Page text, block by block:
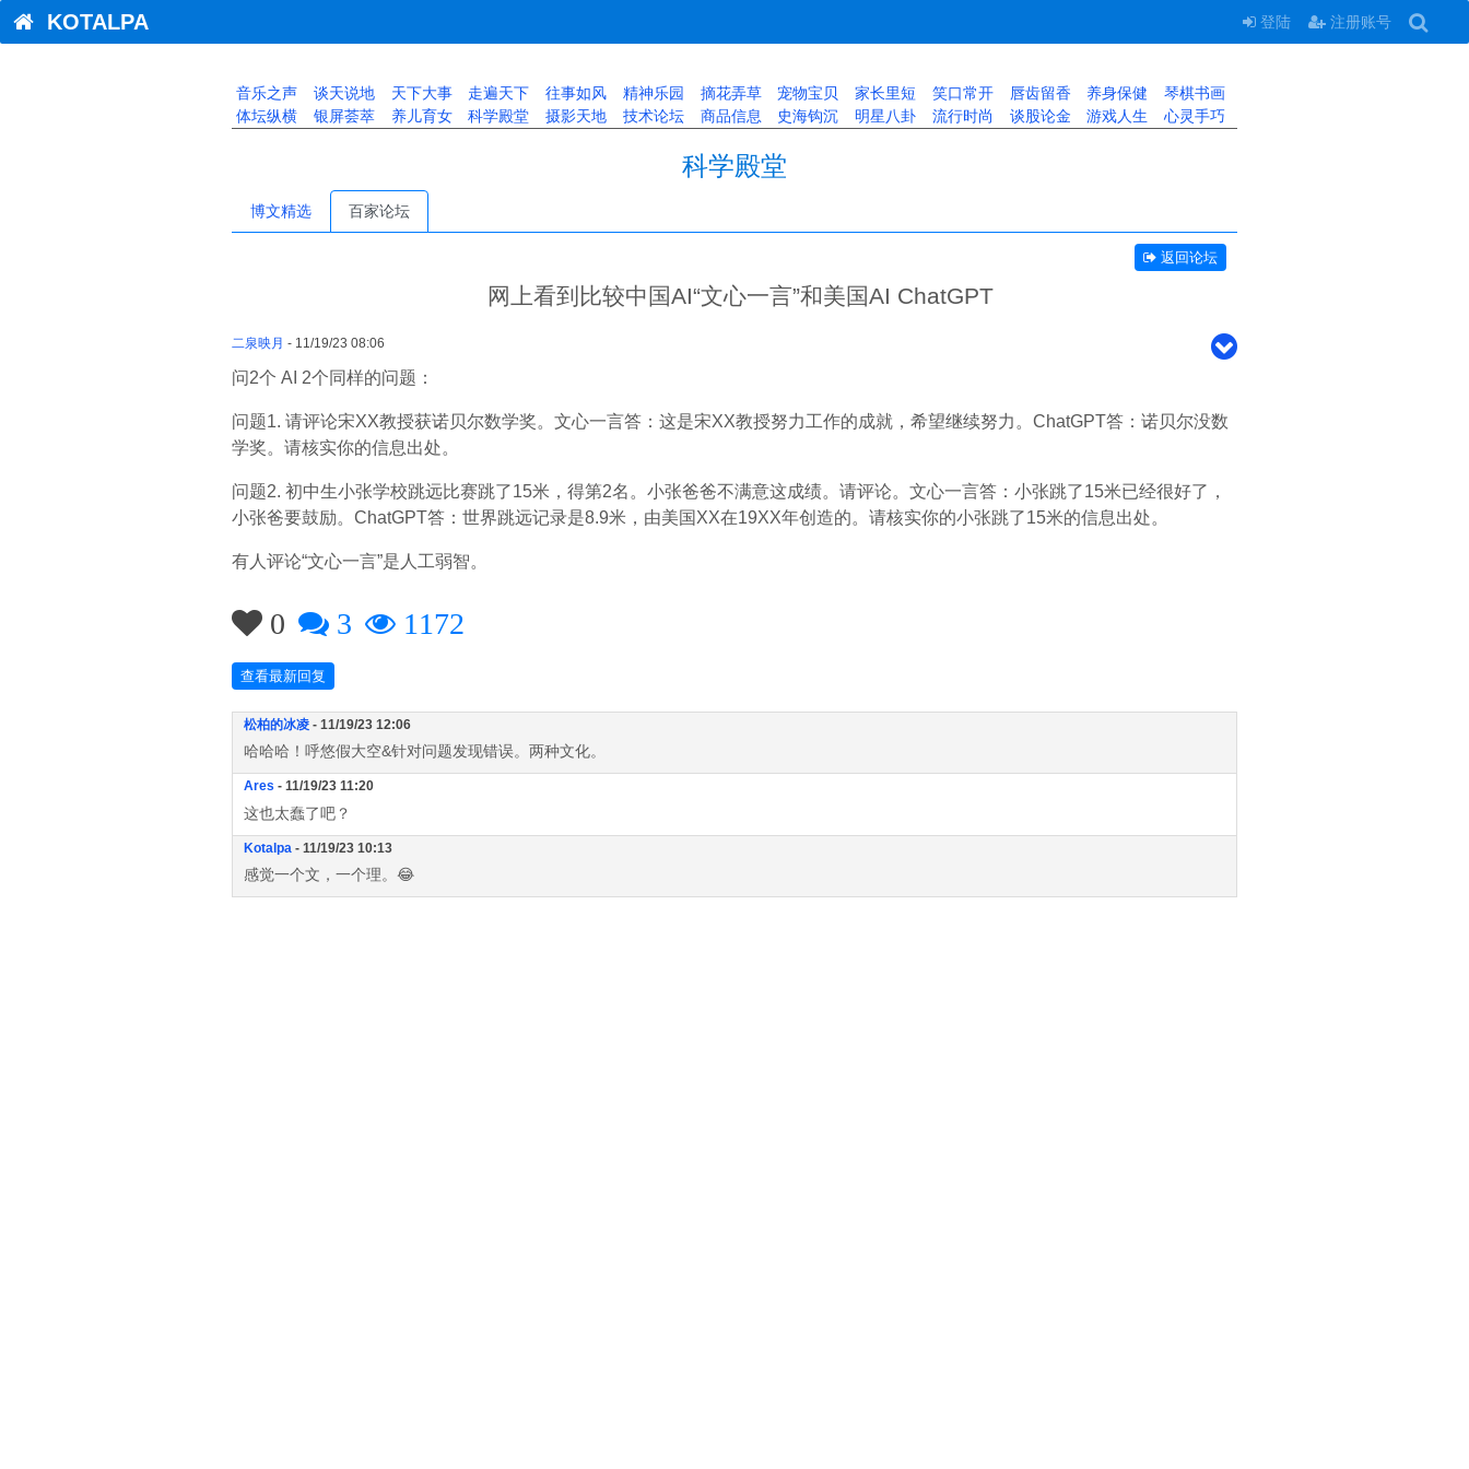
KOTALPA 登陆 注册账号
音乐之声 谈天说地 天下大事 走遍天下 往事如风 精神乐园 摘花弄草 宠物宝贝 家长里短 笑口常开 唇齿留香 养身保健
琴棋书画
体坛纵横
银屏荟萃 养儿育女 科学殿堂 摄影天地 技术论坛 商品信息 史海钩沉 明星八卦 流行时尚 谈股论金 游戏人生 心灵手巧
科学殿堂
博文精选 百家论坛
返回论坛
网上看到比较中国AI“文心一言”和美国AI ChatGPT
二泉映月 - 11/19/23 08:06
问2个 AI 2个同样的问题：
问题1. 请评论宋XX教授获诺贝尔数学奖。文心一言答：这是宋XX教授努力工作的成就，希望继续努力。ChatGPT答：诺贝尔没数
学奖。请核实你的信息出处。
问题2. 初中生小张学校跳远比赛跳了15米，得第2名。小张爸爸不满意这成绩。请评论。文心一言答：小张跳了15米已经很好了，
小张爸要鼓励。ChatGPT答：世界跳远记录是8.9米，由美国XX在19XX年创造的。请核实你的小张跳了15米的信息出处。
有人评论“文心一言”是人工弱智。
0 3 1172
查看最新回复
松柏的冰凌 - 11/19/23 12:06
哈哈哈！呼悠假大空&针对问题发现错误。两种文化。
Ares - 11/19/23 11:20
这也太蠢了吧？
Kotalpa - 11/19/23 10:13
感觉一个文，一个理。😂